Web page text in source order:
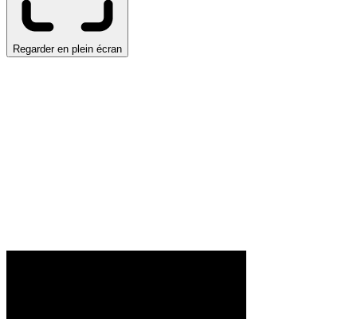
Regarder en plein écran